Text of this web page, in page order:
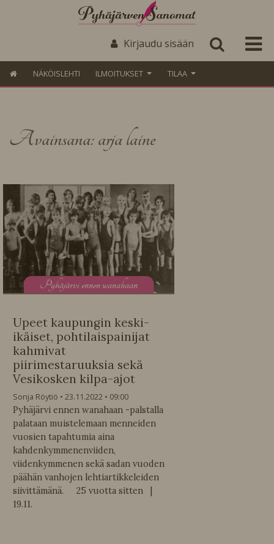
Kirjaudu sisään
NÄKÖISLEHTI ILMOITUKSET TILAA
Avainsana: arja laine
Pyhäjärvi ennen wanahaan
Upeet kaupungin keski-
ikäiset, pohtilaispainijat
kahmivat
piirimestaruuksia sekä
Vesikosken kilpa-ajot
Sonja Röytiö 23.11.2022
09:00
Pyhäjärvi ennen wanahaan -palstalla
palataan muistelemaan menneiden
vuosien tapahtumia aina
kahdenkymmenenviiden,
viidenkymmenen sekä sadan vuoden
päähän vanhojen lehtiartikkeleiden
siivittämänä. 25 vuotta sitten |
19.11.